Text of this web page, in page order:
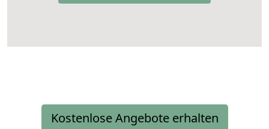
Kostenlose Angebote erhalten